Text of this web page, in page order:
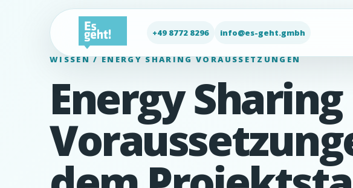
+49 8772 8296 info@es-geht.gmbh
WISSEN / ENERGY SHARING VORAUSSETZUNGEN
Energy Sharing